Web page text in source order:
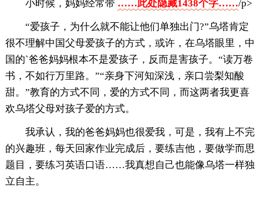
小时候，妈妈经常带 ……此处隐藏1438个字……/p>
“爱孩子，为什么就不能让他们单独出门?”乌塔肯定
很不理解中国父母爱孩子的方式，或许，在乌塔眼里，中
国的`爸爸妈妈根本不是爱孩子，反而是害孩子。“读万卷
书，不如行万里路。”“亲身下河知深浅，亲口尝梨知酸
甜。”教育的方式不同，爱的方式不同，而这两者我更喜
欢乌塔父母对孩子爱的方式。
我承认，我的爸爸妈妈也很爱我，可是，我有上不完
的兴趣班，每天回家作业完成后，要练吉他，要做学而思
题目，要练习英语口语……我真想自己也能像乌塔一样独
立自主。